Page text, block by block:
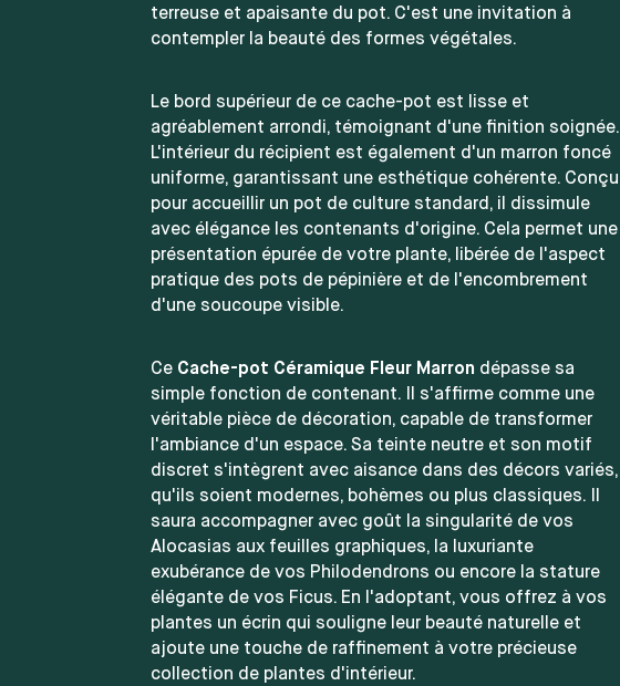
terreuse et apaisante du pot. C'est une invitation à
contempler la beauté des formes végétales.
Le bord supérieur de ce cache-pot est lisse et
agréablement arrondi, témoignant d'une finition soignée.
L'intérieur du récipient est également d'un marron foncé
uniforme, garantissant une esthétique cohérente. Conçu
pour accueillir un pot de culture standard, il dissimule
avec élégance les contenants d'origine. Cela permet une
présentation épurée de votre plante, libérée de l'aspect
pratique des pots de pépinière et de l'encombrement
d'une soucoupe visible.
Ce Cache-pot Céramique Fleur Marron dépasse sa
simple fonction de contenant. Il s'affirme comme une
véritable pièce de décoration, capable de transformer
l'ambiance d'un espace. Sa teinte neutre et son motif
discret s'intègrent avec aisance dans des décors variés,
qu'ils soient modernes, bohèmes ou plus classiques. Il
saura accompagner avec goût la singularité de vos
Alocasias aux feuilles graphiques, la luxuriante
exubérance de vos Philodendrons ou encore la stature
élégante de vos Ficus. En l'adoptant, vous offrez à vos
plantes un écrin qui souligne leur beauté naturelle et
ajoute une touche de raffinement à votre précieuse
collection de plantes d'intérieur.